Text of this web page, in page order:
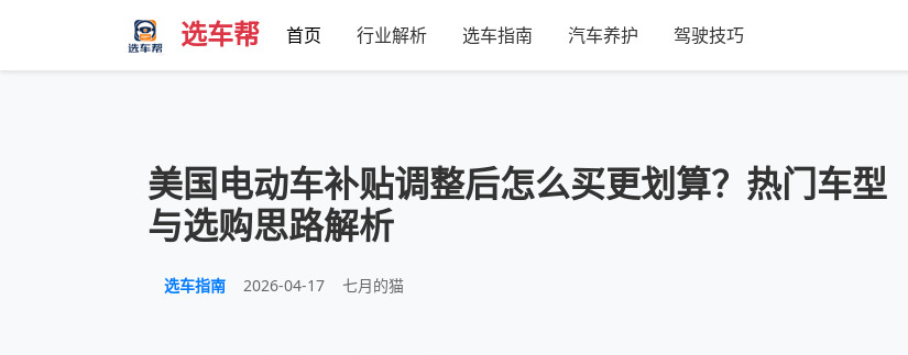
选车帮 首页 行业解析 选车指南 汽车养护 驾驶技巧
美国电动车补贴调整后怎么买更划算？热门车型
与选购思路解析
选车指南 2026-04-17 七月的猫